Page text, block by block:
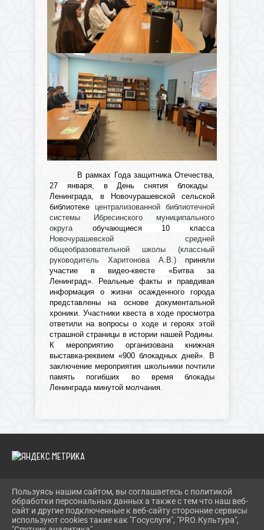
В рамках Года защитника Отечества,
27 января, в День снятия блокады
Ленинграда, в Новочурашевской сельской
библиотеке централизованной библиотечной
системы Ибресинского муниципального
округа обучающиеся 10 класса
Новочурашевскойсредней
общеобразовательной школы (классный
руководитель Харитонова А.В.)приняли
участие в видео-квесте «Битва за
Ленинград».
Реальные факты и правдивая
информация о жизни осажденного города
представлены на основе документальной
хроники. Участники квеста в ходе просмотра
ответили на вопросы о ходе и героях этой
страшной страницы в истории нашей Родины.
К мероприятию организована книжная
выставка-реквием «900 блокадных дней». В
заключение мероприятия школьники почтили
память погибших во время блокады
Ленинграда минутой молчания.
2026 Г. IBRBIB.RU
ВХОД
КАРТА САЙТА
ПОЛИТИКА ОБРАБОТКИ ПЕРСОНАЛЬНЫХ ДАННЫХ
Пользуясь нашим сайтом, вы соглашаетесь с политикой
обработки персональных данных а также с тем что наш веб-
сайт и другие подключенные к веб-сайту сторонние сервисы
используют cookies такие как "Госуслуги", "PRO.Культура",